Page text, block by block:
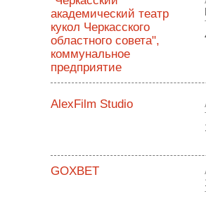
академический театр
кукол Черкасского
областного совета",
коммунальное
предприятие
AlexFilm Studio
GOXBET